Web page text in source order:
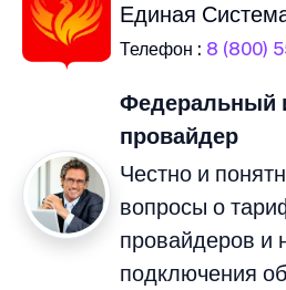
Единая
Телефон : 8 (800)
Федеральный
провайдер
Честно и
вопросы о
провайдеров и
подключения